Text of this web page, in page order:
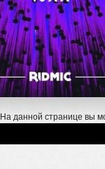
На данной странице вы